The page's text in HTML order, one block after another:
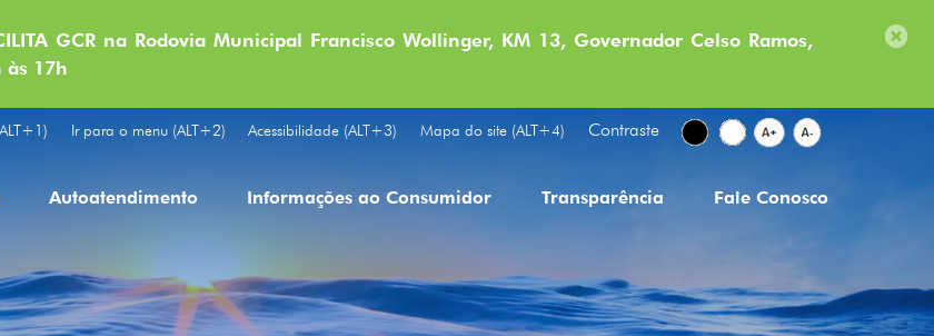
GCR na Rodovia Municipal Francisco Wollinger, KM 13, Governador Celso Ramos,
às 17h
Ir para o menu (ALT+2) Acessibilidade (ALT+3) Mapa do site (ALT+4) Contraste
Autoatendimento Informações ao Consumidor Transparência Fale Conosco